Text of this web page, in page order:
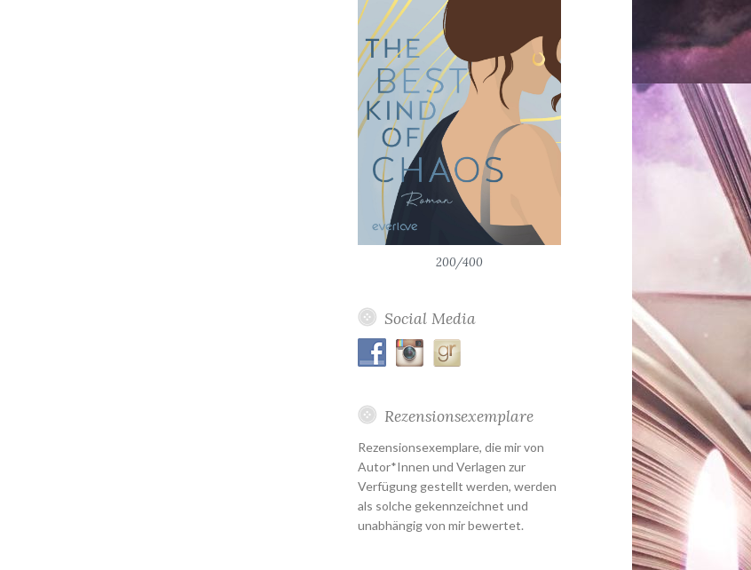
200/400
Social Media
Rezensionsexemplare
Rezensionsexemplare, die mir von
Autor*Innen und Verlagen zur
Verfügung gestellt werden, werden
als solche gekennzeichnet und
unabhängig von mir bewertet.